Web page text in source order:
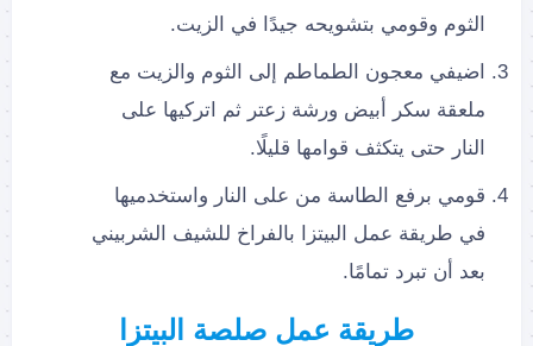
الثوم وقومي بتشويحه جيدًا في الزيت.
اضيفي معجون الطماطم إلى الثوم والزيت مع
ملعقة سكر أبيض ورشة زعتر ثم اتركيها على
النار حتى يتكثف قوامها قليلًا.
قومي برفع الطاسة من على النار واستخدميها
في طريقة عمل البيتزا بالفراخ للشيف الشربيني
بعد أن تبرد تمامًا.
طريقة عمل صلصة البيتزا